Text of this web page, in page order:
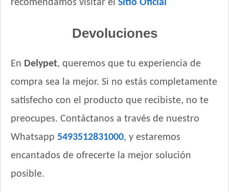
recomendamos visitar el Sitio Oficial
Devoluciones
En Delypet, queremos que tu experiencia de
compra sea la mejor. Si no estás completamente
satisfecho con el producto que recibiste, no te
preocupes. Contáctanos a través de nuestro
Whatsapp 5493512831000, y estaremos
encantados de ofrecerte la mejor solución
posible.